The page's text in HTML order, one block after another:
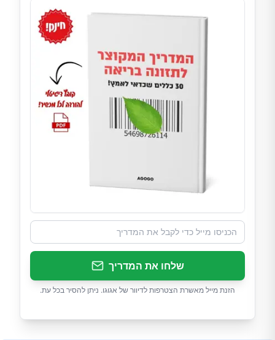
שלחו את המדריך
הזנת מייל מאשרת הצטרפות לדיוור של אגוגו. ניתן להסיר בכל עת.